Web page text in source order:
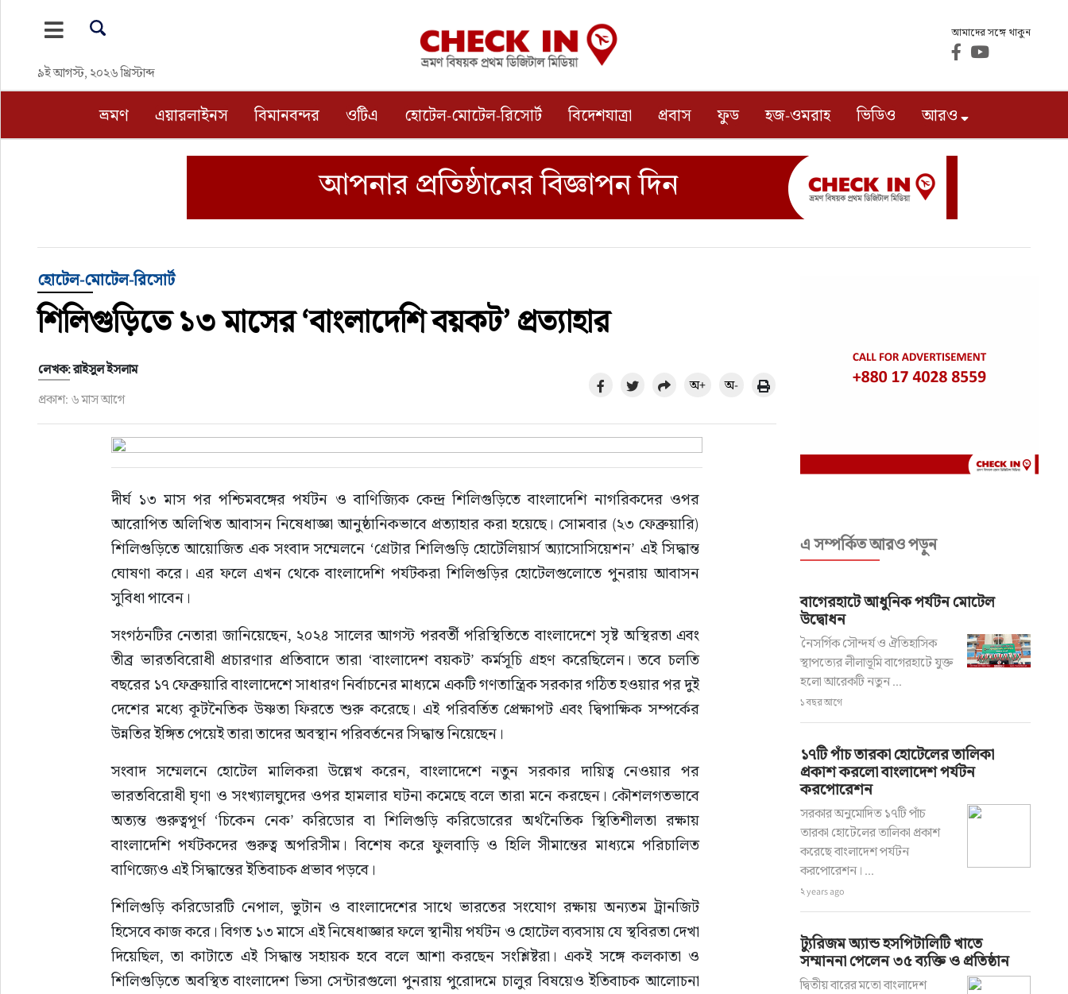
৯ই আগস্ট, ২০২৬ খ্রিস্টাব্দ
আমাদের সঙ্গে থাকুন
এয়ারলাইনস
বিমানবন্দর
বিদেশযাত্রা
প্রবাস
ভ্রমণ এয়ারলাইনস বিমানবন্দর ওটিএ হোটেল-মোটেল-রিসোর্ট বিদেশযাত্রা প্রবাস ফুড হজ-ওমরাহ ভিডিও আরও
হোটেল-মোটেল-রিসোর্ট
শিলিগুড়িতে ১৩ মাসের ‘বাংলাদেশি বয়কট’ প্রত্যাহার
লেখক: রাইসুল ইসলাম
প্রকাশ: ৬ মাস আগে
অ+ অ-
দীর্ঘ ১৩ মাস পর পশ্চিমবঙ্গের পর্যটন ও বাণিজ্যিক কেন্দ্র শিলিগুড়িতে বাংলাদেশি নাগরিকদের ওপর
আরোপিত অলিখিত আবাসন নিষেধাজ্ঞা আনুষ্ঠানিকভাবে প্রত্যাহার করা হয়েছে। সোমবার (২৩ ফেব্রুয়ারি)
শিলিগুড়িতে আয়োজিত এক সংবাদ সম্মেলনে ‘গ্রেটার শিলিগুড়ি হোটেলিয়ার্স অ্যাসোসিয়েশন’ এই সিদ্ধান্ত
ঘোষণা করে। এর ফলে এখন থেকে বাংলাদেশি পর্যটকরা শিলিগুড়ির হোটেলগুলোতে পুনরায় আবাসন
সুবিধা পাবেন।
সংগঠনটির নেতারা জানিয়েছেন, ২০২৪ সালের আগস্ট পরবর্তী পরিস্থিতিতে বাংলাদেশে সৃষ্ট অস্থিরতা এবং
তীব্র ভারতবিরোধী প্রচারণার প্রতিবাদে তারা ‘বাংলাদেশ বয়কট’ কর্মসূচি গ্রহণ করেছিলেন। তবে চলতি
বছরের ১৭ ফেব্রুয়ারি বাংলাদেশে সাধারণ নির্বাচনের মাধ্যমে একটি গণতান্ত্রিক সরকার গঠিত হওয়ার পর দুই
দেশের মধ্যে কূটনৈতিক উষ্ণতা ফিরতে শুরু করেছে। এই পরিবর্তিত প্রেক্ষাপট এবং দ্বিপাক্ষিক সম্পর্কের
উন্নতির ইঙ্গিত পেয়েই তারা তাদের অবস্থান পরিবর্তনের সিদ্ধান্ত নিয়েছেন।
সংবাদ সম্মেলনে হোটেল মালিকরা উল্লেখ করেন, বাংলাদেশে নতুন সরকার দায়িত্ব নেওয়ার পর
ভারতবিরোধী ঘৃণা ও সংখ্যালঘুদের ওপর হামলার ঘটনা কমেছে বলে তারা মনে করছেন। কৌশলগতভাবে
অত্যন্ত গুরুত্বপূর্ণ ‘চিকেন নেক’ করিডোর বা শিলিগুড়ি করিডোরের অর্থনৈতিক স্থিতিশীলতা রক্ষায়
বাংলাদেশি পর্যটকদের গুরুত্ব অপরিসীম। বিশেষ করে ফুলবাড়ি ও হিলি সীমান্তের মাধ্যমে পরিচালিত
বাণিজ্যেও এই সিদ্ধান্তের ইতিবাচক প্রভাব পড়বে।
শিলিগুড়ি করিডোরটি নেপাল, ভুটান ও বাংলাদেশের সাথে ভারতের সংযোগ রক্ষায় অন্যতম ট্রানজিট
হিসেবে কাজ করে। বিগত ১৩ মাসে এই নিষেধাজ্ঞার ফলে স্থানীয় পর্যটন ও হোটেল ব্যবসায় যে স্থবিরতা দেখা
দিয়েছিল, তা কাটাতে এই সিদ্ধান্ত সহায়ক হবে বলে আশা করছেন সংশ্লিষ্টরা। একই সঙ্গে কলকাতা ও
শিলিগুড়িতে অবস্থিত বাংলাদেশ ভিসা সেন্টারগুলো পুনরায় পুরোদমে চালুর বিষয়েও ইতিবাচক আলোচনা
এ সম্পর্কিত আরও পড়ুন
বাগেরহাটে আধুনিক পর্যটন মোটেল
উদ্বোধন
নৈসর্গিক সৌন্দর্য ও ঐতিহাসিক
স্থাপত্যের লীলাভূমি বাগেরহাটে যুক্ত
হলো আরেকটি নতুন ...
১ বছর আগে
১৭টি পাঁচ তারকা হোটেলের তালিকা
প্রকাশ করলো বাংলাদেশ পর্যটন
করপোরেশন
সরকার অনুমোদিত ১৭টি পাঁচ
তারকা হোটেলের তালিকা প্রকাশ
করেছে বাংলাদেশ পর্যটন
করপোরেশন। ...
২ years ago
ট্যুরিজম অ্যান্ড হসপিটালিটি খাতে
সম্মাননা পেলেন ৩৫ ব্যক্তি ও প্রতিষ্ঠান
দ্বিতীয় বারের মতো বাংলাদেশ